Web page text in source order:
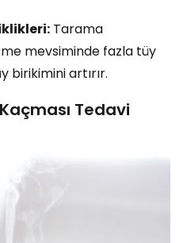
Tarama
mevsiminde fazla tüy
birikimini artırır.
Tedavi